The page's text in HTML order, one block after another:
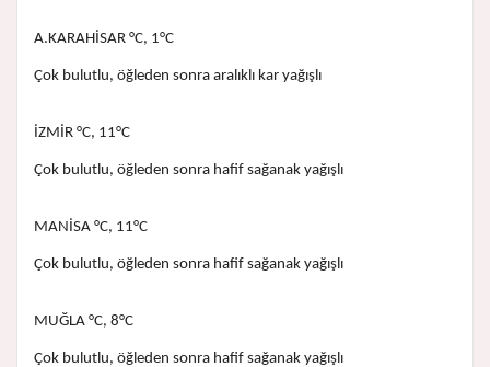
A.KARAHİSAR °C, 1°C
Çok bulutlu, öğleden sonra aralıklı kar yağışlı
İZMİR °C, 11°C
Çok bulutlu, öğleden sonra hafif sağanak yağışlı
MANİSA °C, 11°C
Çok bulutlu, öğleden sonra hafif sağanak yağışlı
MUĞLA °C, 8°C
Çok bulutlu, öğleden sonra hafif sağanak yağışlı